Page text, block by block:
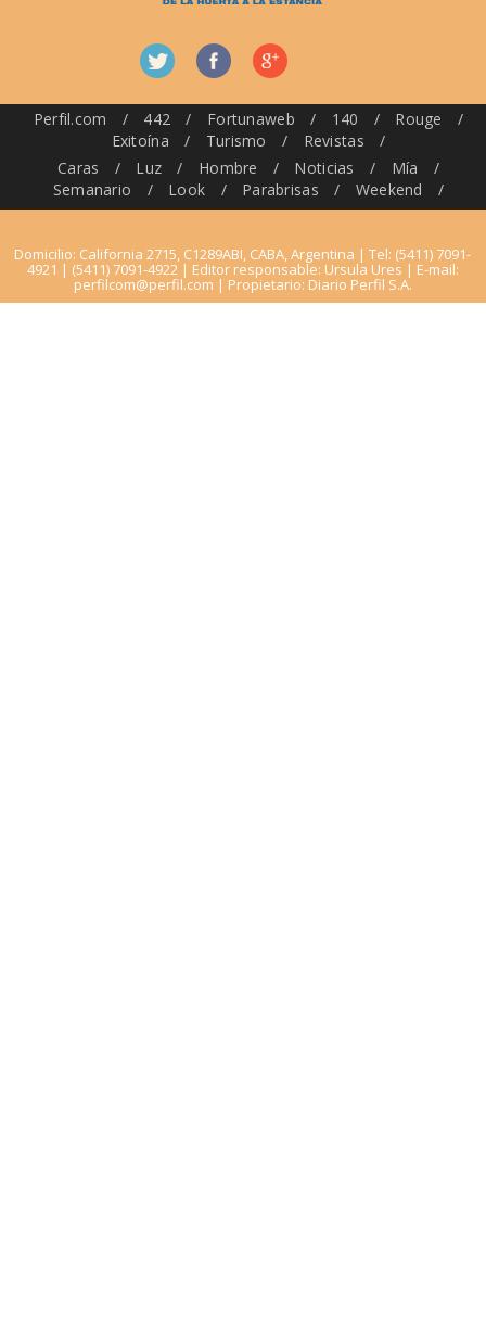
Perfil.com / 442 / Fortunaweb / 140 / Rouge
/
Exitoína
/ Turismo / Revistas
/
Caras
/ Luz / Hombre / Noticias / Mía
/
Semanario
/ Look / Parabrisas / Weekend /
Domicilio: California 2715, C1289ABI, CABA, Argentina | Tel: (5411) 7091-
4921 | (5411) 7091-4922 | Editor responsable: Ursula Ures | E-mail:
perfilcom@perfil.com | Propietario: Diario Perfil S.A.